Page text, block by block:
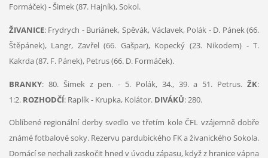
Formáček) - Šimek (87. Hajník), Sokol.
ŽIVANICE: Frydrych - Buriánek, Spěvák, Václavek, Polák - D. Pánek (66.
Štěpánek), Langr, Zavřel (66. Gašpar), Kopecký (23. Nikodem) - T.
Kakrda (87. F. Pánek), Petrus (66. D. Formáček).
BRANKY: 80. Šimek z pen. - 5. Polák, 34., 39. a 51. Petrus.ŽK:
1:2. ROZHODČÍ: Raplík - Krupka, Kolátor. DIVÁKŮ: 280.
Oblíbené regionální derby svedlo ve třetím kole ČFL vzájemně dobře
známé fotbalové soky. Rezervu pardubického FK a živanického Sokola.
Domácí se nechali zaskočit hned v úvodu zápasu, když z hranice vápna